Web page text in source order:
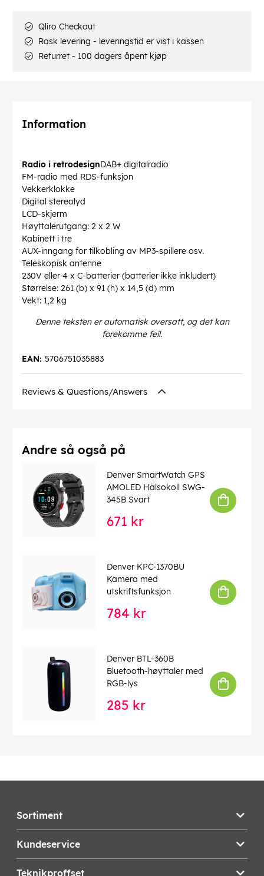
Qliro Checkout
Rask levering - leveringstid er vist i kassen
Returret - 100 dagers åpent kjøp
Information
Radio i retrodesignDAB+ digitalradio
FM-radio med RDS-funksjon
Vekkerklokke
Digital stereolyd
LCD-skjerm
Høyttalerutgang: 2 x 2 W
Kabinett i tre
AUX-inngang for tilkobling av MP3-spillere osv.
Teleskopisk antenne
230V eller 4 x C-batterier (batterier ikke inkludert)
Størrelse: 261 (b) x 91 (h) x 14,5 (d) mm
Vekt: 1,2 kg
Denne teksten er automatisk oversatt, og det kan
forekomme feil.
5706751035883
EAN:
Reviews & Questions/Answers
Andre så også på
Denver SmartWatch GPS
AMOLED Hälsokoll SWG-
345B Svart
671 kr
Denver KPC-1370BU
Kamera med
utskriftsfunksjon
784 kr
Denver BTL-360B
Bluetooth-høyttaler med
RGB-lys
285 kr
Sortiment
Kundeservice
Teknikproffset